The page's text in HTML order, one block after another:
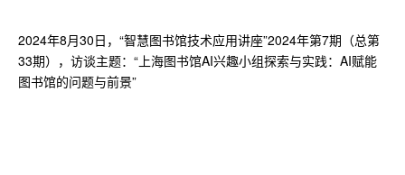
2024年8月30日，“智慧图书馆技术应用讲座”2024年第7期（总第
33期），访谈主题：“上海图书馆AI兴趣小组探索与实践：AI赋能
图书馆的问题与前景”